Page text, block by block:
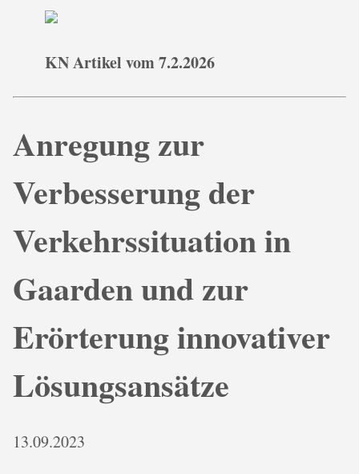
KN Artikel vom 7.2.2026
Anregung zur
Verbesserung der
Verkehrssituation in
Gaarden und zur
Erörterung innovativer
Lösungsansätze
13.09.2023